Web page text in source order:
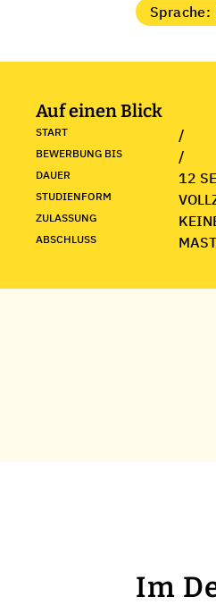
Sprache:
Auf einen Blick
START /
BEWERBUNG BIS /
DAUER 12
STUDIENFORM
ZULASSUNG
ABSCHLUSS
Im